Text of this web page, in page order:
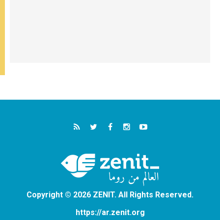
Copyright © 2026 ZENIT. All Rights Reserved.
https://ar.zenit.org